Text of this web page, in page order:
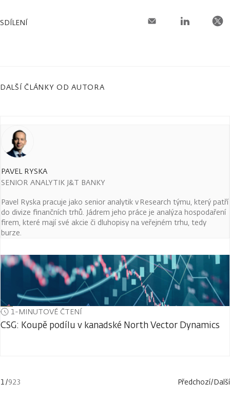
SDÍLENÍ
DALŠÍ ČLÁNKY OD AUTORA
PAVEL RYSKA
SENIOR ANALYTIK J&T BANKY
Pavel Ryska pracuje jako senior analytik v Research týmu, který patří
do divize finančních trhů. Jádrem jeho práce je analýza hospodaření
firem, které mají své akcie či dluhopisy na veřejném trhu, tedy
burze.
1-MINUTOVÉ ČTENÍ
CSG: Koupě podílu v kanadské North Vector Dynamics
1/923 Předchozí/Další